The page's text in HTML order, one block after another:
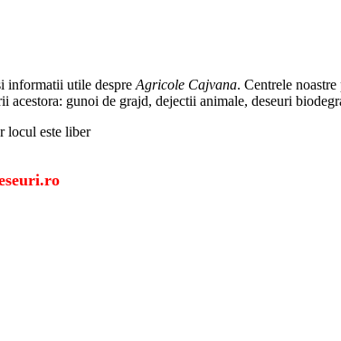
informatii utile despre Agricole Cajvana. Centrele
acestora: gunoi de grajd, dejectii animale, deseuri
locul este liber